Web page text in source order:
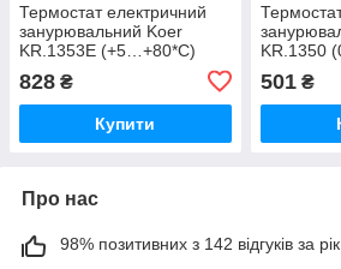
Термостат електричний
занурювальний Koer
KR.1353E (+5…+80*C)
828 ₴
Купити
KR.1350
501₴
Про нас
98% позитивних з 142 відгуків за рік